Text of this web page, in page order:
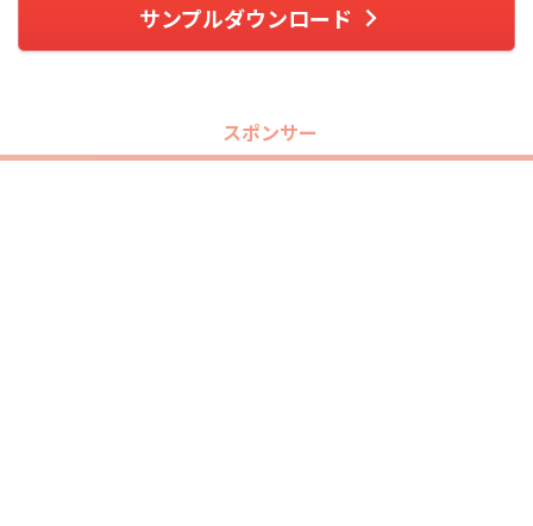
サンプルダウンロード
スポンサー